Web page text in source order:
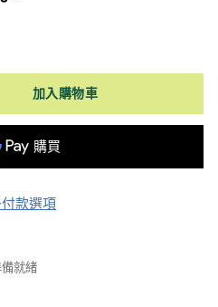
加入購物車
款選項
就緒